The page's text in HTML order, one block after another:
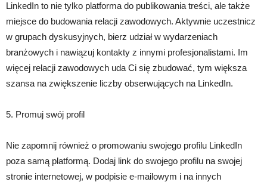
LinkedIn to nie tylko platforma do publikowania treści, ale także
miejsce do budowania relacji zawodowych. Aktywnie uczestnicz
w grupach dyskusyjnych, bierz udział w wydarzeniach
branżowych i nawiązuj kontakty z innymi profesjonalistami. Im
więcej relacji zawodowych uda Ci się zbudować, tym większa
szansa na zwiększenie liczby obserwujących na LinkedIn.
5. Promuj swój profil
Nie zapomnij również o promowaniu swojego profilu LinkedIn
poza samą platformą. Dodaj link do swojego profilu na swojej
stronie internetowej, w podpisie e-mailowym i na innych